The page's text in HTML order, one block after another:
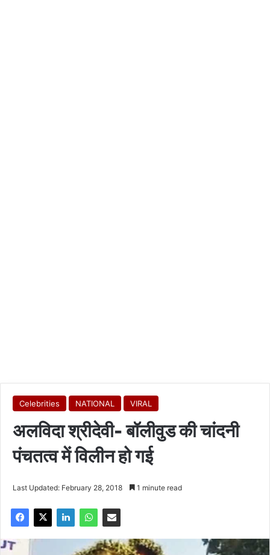
Celebrities NATIONAL VIRAL
अलविदा श्रीदेवी- बॉलीवुड की चांदनी
पंचतत्व में विलीन हो गई
Last Updated: February 28, 2018 1 minute read